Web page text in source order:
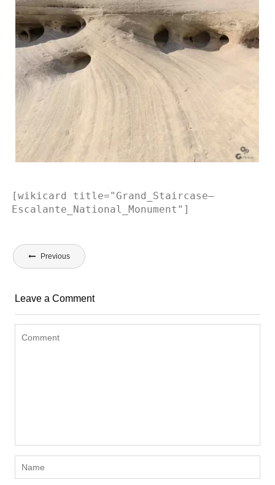
[wikicard title="Grand_Staircase–
Escalante_National_Monument"]
Bericht
navigatie
Previous
Leave a Comment